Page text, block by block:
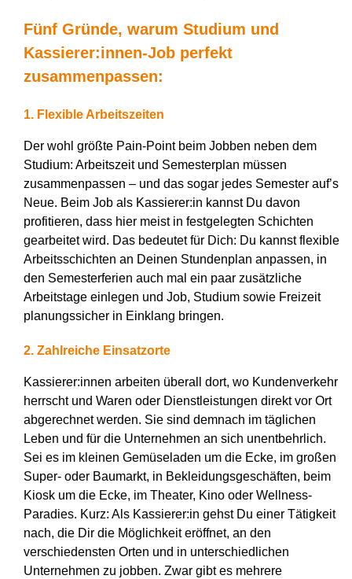
Fünf Gründe, warum Studium und
Kassierer:innen-Job perfekt
zusammenpassen:
1. Flexible Arbeitszeiten
Der wohl größte Pain-Point beim Jobben neben dem
Studium: Arbeitszeit und Semesterplan müssen
zusammenpassen – und das sogar jedes Semester auf’s
Neue. Beim Job als Kassierer:in kannst Du davon
profitieren, dass hier meist in festgelegten Schichten
gearbeitet wird. Das bedeutet für Dich: Du kannst flexible
Arbeitsschichten an Deinen Stundenplan anpassen, in
den Semesterferien auch mal ein paar zusätzliche
Arbeitstage einlegen und Job, Studium sowie Freizeit
planungssicher in Einklang bringen.
2. Zahlreiche Einsatzorte
Kassierer:innen arbeiten überall dort, wo Kundenverkehr
herrscht und Waren oder Dienstleistungen direkt vor Ort
abgerechnet werden. Sie sind demnach im täglichen
Leben und für die Unternehmen an sich unentbehrlich.
Sei es im kleinen Gemüseladen um die Ecke, im großen
Super- oder Baumarkt, in Bekleidungsgeschäften, beim
Kiosk um die Ecke, im Theater, Kino oder Wellness-
Paradies. Kurz: Als Kassierer:in gehst Du einer Tätigkeit
nach, die Dir die Möglichkeit eröffnet, an den
verschiedensten Orten und in unterschiedlichen
Unternehmen zu jobben. Zwar gibt es mehrere